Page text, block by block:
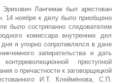
Лангемак был арестован
14 ноября к делу было приобщено
было состряпанно следователем
комиссара внутренних дел
я упорно сопротивлялся в даче
запирательства и дать
преступной
о причастности к заговорщицкой
И.Т. Клеймёнова, С.П.